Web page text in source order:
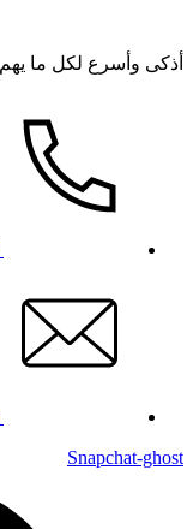
أذكى وأسرع لكل ما يهم
Snapchat-ghost